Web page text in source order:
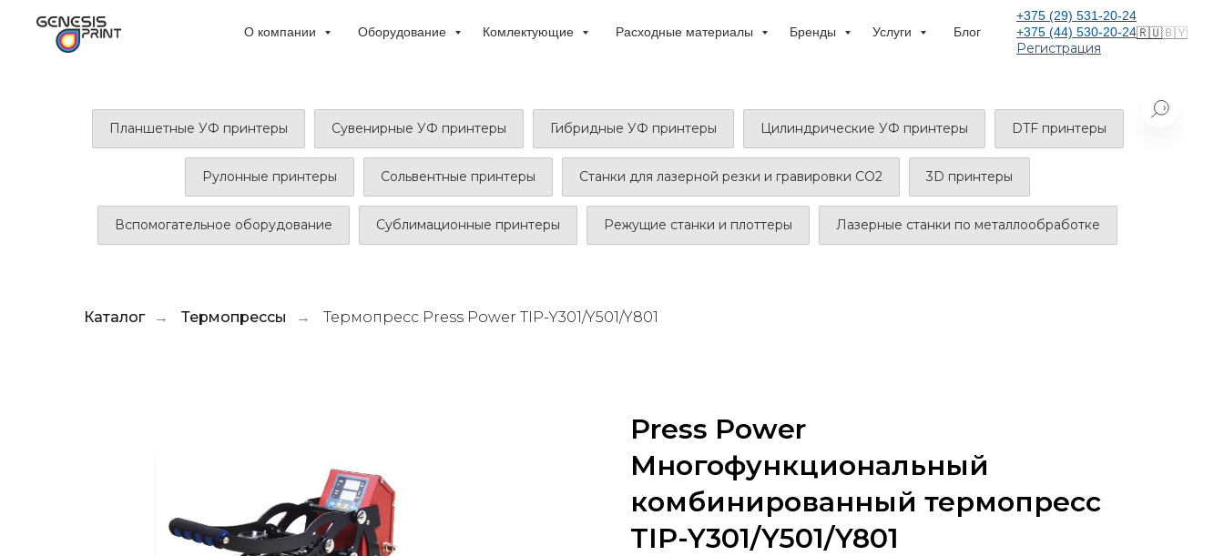
О компании Оборудование Комлектующие Расходные материалы Бренды Услуги Блог
+375 (29) 531-20-24
+375 (44) 530-20-24
Регистрация
🇷🇺🇧🇾
Планшетные УФ принтеры Сувенирные УФ принтеры Гибридные УФ принтеры Цилиндрические УФ принтеры DTF принтеры
Рулонные принтеры Сольвентные принтеры Станки для лазерной резки и гравировки CO2 3D принтеры
Вспомогательное оборудование Сублимационные принтеры Режущие станки и плоттеры Лазерные станки по металлообработке
Каталог → Термопрессы → Термопресс Press Power TIP-Y301/Y501/Y801
Press Power
Многофункциональный
комбинированный термопресс
TIP-Y301/Y501/Y801